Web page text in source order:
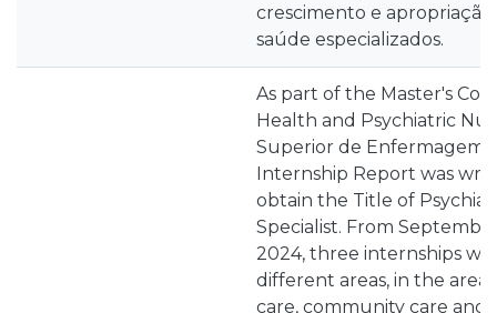
crescimento e apropriação
saúde especializados.
As part of the Master's
Health and Psychiatric
Superior de Enfermagem
Internship Report was
obtain the Title of
Specialist. From
2024, three internships
different areas, in the
care, community care and